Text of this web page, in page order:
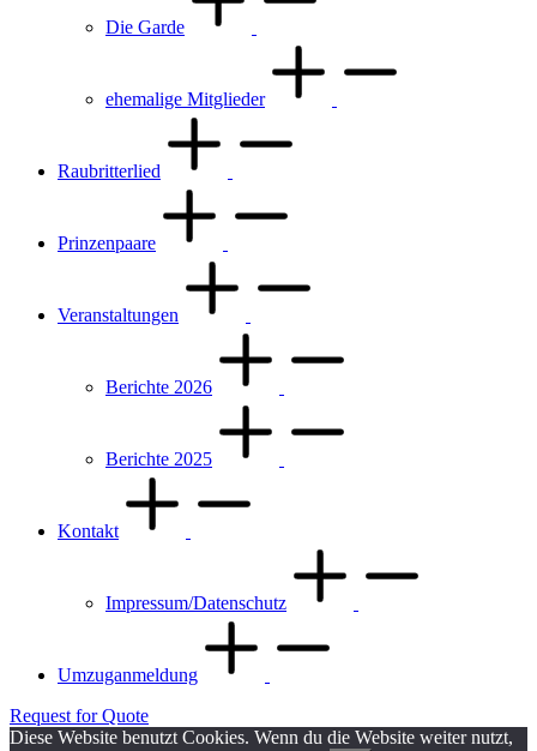
Die Garde
ehemalige Mitglieder
Raubritterlied
Prinzenpaare
Veranstaltungen
Berichte 2026
Berichte 2025
Kontakt
Impressum/Datenschutz
Umzuganmeldung
Request for Quote
Diese Website benutzt Cookies. Wenn du die Website weiter nutzt,